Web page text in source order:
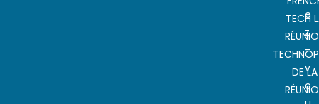
TECH
DE LA
e
z
-
v
o